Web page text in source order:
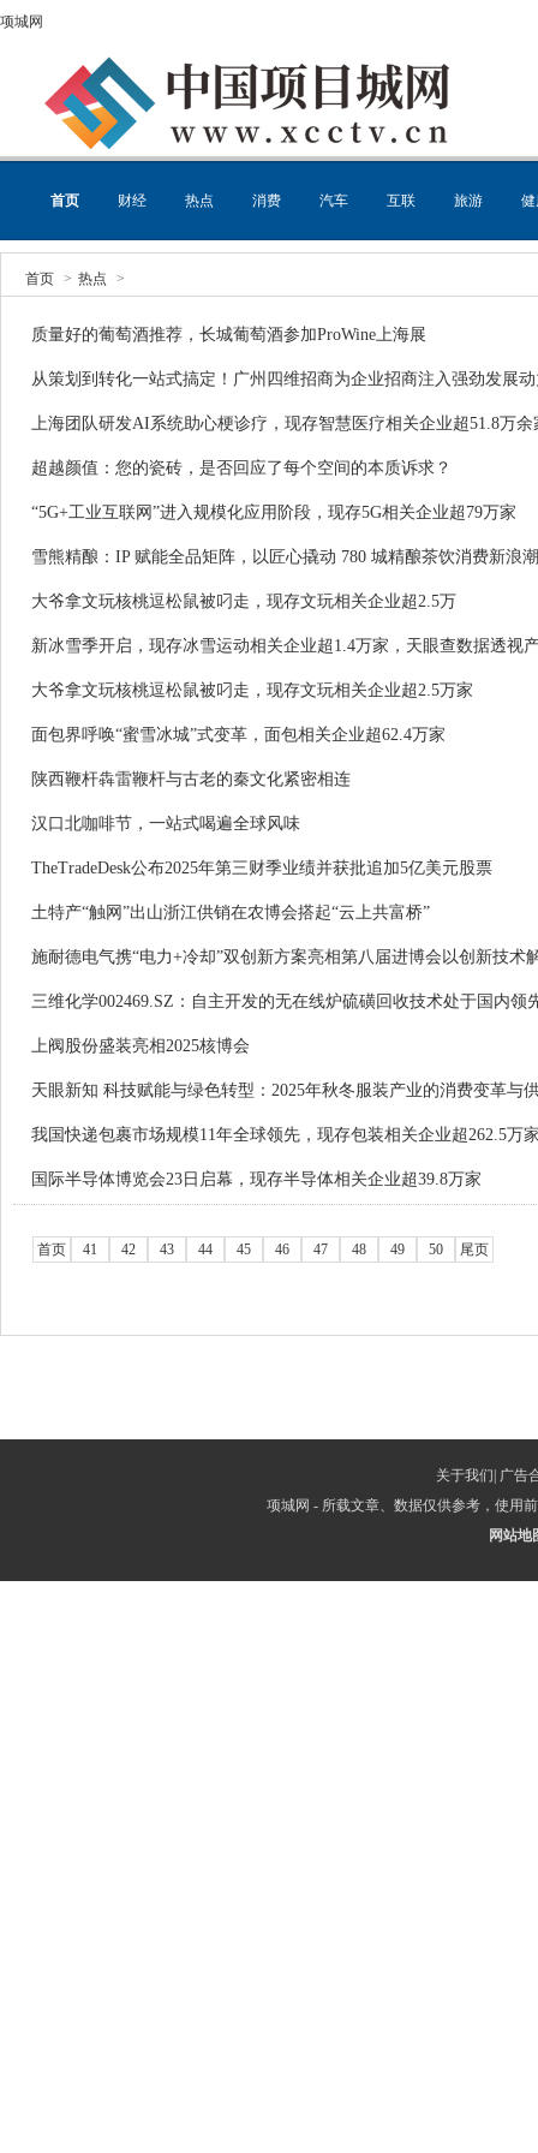
项城网
首页 财经 热点 消费 汽车 互联 旅游
首页 > 热点 >
质量好的葡萄酒推荐，长城葡萄酒参加ProWine上海展
从策划到转化一站式搞定！广州四维招商为企业招商注入强劲发展
上海团队研发AI系统助心梗诊疗，现存智慧医疗相关企业超51.8万余
超越颜值：您的瓷砖，是否回应了每个空间的本质诉求？
“5G+工业互联网”进入规模化应用阶段，现存5G相关企业超79万家
雪熊精酿：IP 赋能全品矩阵，以匠心撬动 780 城精酿茶饮消费新浪潮
大爷拿文玩核桃逗松鼠被叼走，现存文玩相关企业超2.5万
新冰雪季开启，现存冰雪运动相关企业超1.4万家，天眼查数据透视
大爷拿文玩核桃逗松鼠被叼走，现存文玩相关企业超2.5万家
面包界呼唤“蜜雪冰城”式变革，面包相关企业超62.4万家
陕西鞭杆犇雷鞭杆与古老的秦文化紧密相连
汉口北咖啡节，一站式喝遍全球风味
TheTradeDesk公布2025年第三财季业绩并获批追加5亿美元股票
土特产“触网”出山浙江供销在农博会搭起“云上共富桥”
施耐德电气携“电力+冷却”双创新方案亮相第八届进博会以创新技术
三维化学002469.SZ：自主开发的无在线炉硫磺回收技术处于国内领
上阀股份盛装亮相2025核博会
天眼新知 科技赋能与绿色转型：2025年秋冬服装产业的消费变革与
我国快递包裹市场规模11年全球领先，现存包装相关企业超262.5万
国际半导体博览会23日启幕，现存半导体相关企业超39.8万家
首页 41 42 43 44 45 46 47 48 49 50 尾页
关于我们 广告
项城网 - 所载文章、数据仅供参考，使用
网站地